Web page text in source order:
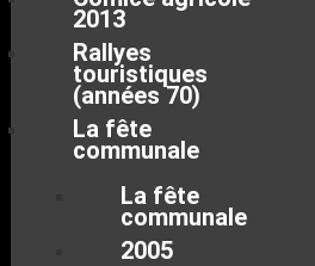
2013
Rallyes
touristiques
(années 70)
La fête
communale
La fête
communale
2005